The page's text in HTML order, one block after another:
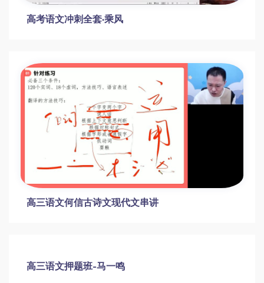
高考语文冲刺全套·乘风
高三语文何信古诗文现代文串讲